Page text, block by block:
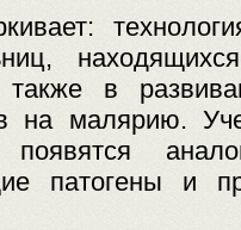
в
на малярию.
патогены и